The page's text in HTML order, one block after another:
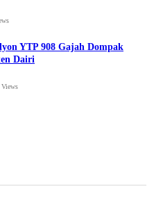
YTP 908 Gajah Dompak
Dairi
Views